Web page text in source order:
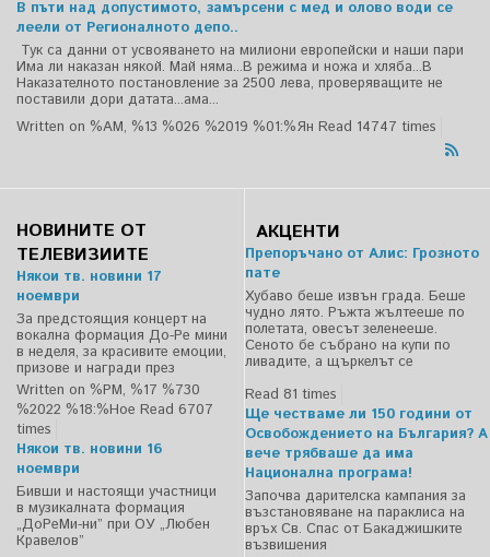
В пъти над допустимото, замърсени с мед и олово води се
леели от Регионалното депо..
Тук са данни от усвояването на милиони европейски и наши пари
Има ли наказан някой. Май няма...В режима и ножа и хляба...В
Наказателното постановление за 2500 лева, проверяващите не
поставили дори датата...ама...
Written on %AM, %13 %026 %2019 %01:%Ян Read 14747 times
НОВИНИТЕ ОТ
ТЕЛЕВИЗИИТЕ
Някои тв. новини 17
ноември
За предстоящия концерт на
вокална формация До-Ре мини
в неделя, за красивите емоции,
призове и награди през
Written on %PM, %17 %730
%2022 %18:%Ное Read 6707
times
Някои тв. новини 16
ноември
Бивши и настоящи участници
в музикалната формация
„ДоРеМи-ни” при ОУ „Любен
Кравелов”
АКЦЕНТИ
Препоръчано от Алис: Грозното
пате
Хубаво беше извън града. Беше
чудно лято. Ръжта жълтееше по
полетата, овесът зеленееше.
Сеното бе събрано на купи по
ливадите, а щъркелът се
Read 81 times
Ще честваме ли 150 години от
Освобождението на България? А
вече трябваше да има
Национална програма!
Започва дарителска кампания за
възстановяване на параклиса на
връх Св. Спас от Бакаджишките
възвишения